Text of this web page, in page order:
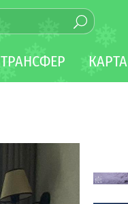
ТРАНСФЕР КАРТА